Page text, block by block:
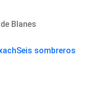
Blanes
Seis sombreros